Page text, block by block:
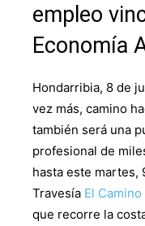
empleo
Economía
Hondarribia, 8 de
vez más, camino
también será una
profesional de
hasta este martes,
Travesía El Camino
que recorre la